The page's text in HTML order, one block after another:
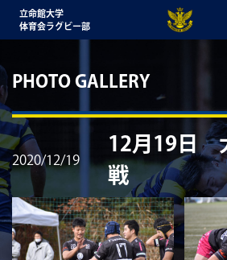
立命館大学
体育会ラグビー部
PHOTO GALLERY
2020/12/19
12月19日
戦